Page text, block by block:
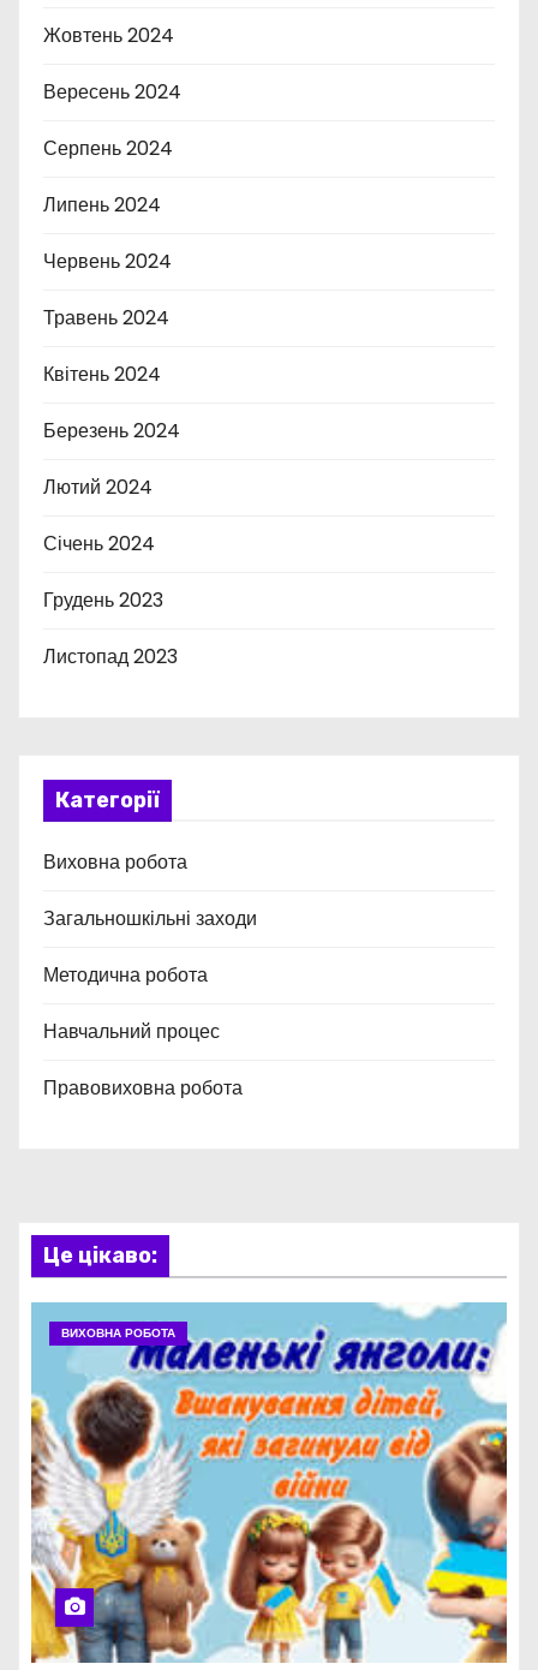
Жовтень 2024
Вересень 2024
Серпень 2024
Липень 2024
Червень 2024
Травень 2024
Квітень 2024
Березень 2024
Лютий 2024
Січень 2024
Грудень 2023
Листопад 2023
Категорії
Виховна робота
Загальношкільні заходи
Методична робота
Навчальний процес
Правовиховна робота
Це цікаво:
ВИХОВНА РОБОТА